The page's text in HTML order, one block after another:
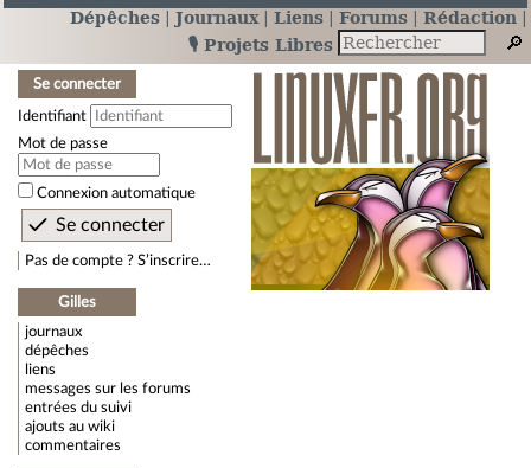
Dépêches Journaux Liens Forums
Rédaction
🎙️ Projets Libres
Se connecter
Identifiant
Mot de passe
Connexion automatique
Pas de compte ? S’inscrire…
Gilles
journaux
dépêches
liens
messages sur les forums
entrées du suivi
ajouts au wiki
commentaires